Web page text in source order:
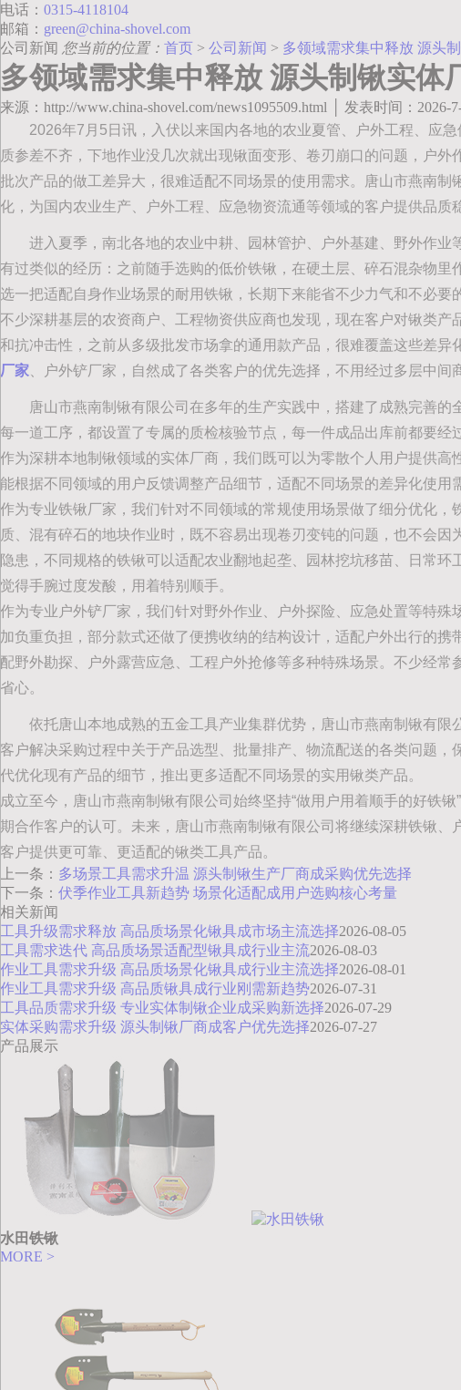
电话： 0315-4118104
邮箱： green@china-shovel.com
公司新闻 您当前的位置： 首页 > 公司新闻 > 多领域需求集中释放 源头
多领域需求集中释放 源头制锹实体
来源：http://www.china-shovel.com/news1095509.html │ 发表时间：2026-
2026年7月5日讯，入伏以来国内各地的农业夏管、户外工程、应
质参差不齐，下地作业没几次就出现锹面变形、卷刃崩口的问题，户
批次产品的做工差异大，很难适配不同场景的使用需求。唐山市燕南
化，为国内农业生产、户外工程、应急物资流通等领域的客户提供品质
进入夏季，南北各地的农业中耕、园林管护、户外基建、野外作
有过类似的经历：之前随手选购的低价铁锹，在硬土层、碎石混杂物
选一把适配自身作业场景的耐用铁锹，长期下来能省不少力气和不必要
不少深耕基层的农资商户、工程物资供应商也发现，现在客户对锹类
和抗冲击性，之前从多级批发市场拿的通用款产品，很难覆盖这些差
厂家 、户外铲厂家，自然成了各类客户的优先选择，不用经过多层中
唐山市燕南制锹有限公司在多年的生产实践中，搭建了成熟完善
每一道工序，都设置了专属的质检核验节点，每一件成品出库前都要
作为深耕本地制锹领域的实体厂商，我们既可以为零散个人用户提供
能根据不同领域的用户反馈调整产品细节，适配不同场景的差异化使
作为专业铁锹厂家，我们针对不同领域的常规使用场景做了细分优化
质、混有碎石的地块作业时，既不容易出现卷刃变钝的问题，也不会
隐患，不同规格的铁锹可以适配农业翻地起垄、园林挖坑移苗、日常
觉得手腕过度发酸，用着特别顺手。
作为专业户外铲厂家，我们针对野外作业、户外探险、应急处置等特
加负重负担，部分款式还做了便携收纳的结构设计，适配户外出行的
配野外勘探、户外露营应急、工程户外抢修等多种特殊场景。不少经
省心。
依托唐山本地成熟的五金工具产业集群优势，唐山市燕南制锹有
客户解决采购过程中关于产品选型、批量排产、物流配送的各类问题
代优化现有产品的细节，推出更多适配不同场景的实用锹类产品。
成立至今，唐山市燕南制锹有限公司始终坚持“做用户用着顺手的好铁
期合作客户的认可。未来，唐山市燕南制锹有限公司将继续深耕铁锹
客户提供更可靠、更适配的锹类工具产品。
上一条： 多场景工具需求升温 源头制锹生产厂商成采购优先选择
下一条： 伏季作业工具新趋势 场景化适配成用户选购核心考量
相关新闻
工具升级需求释放 高品质场景化锹具成市场主流选择2026-08-05
工具需求迭代 高品质场景适配型锹具成行业主流2026-08-03
作业工具需求升级 高品质场景化锹具成行业主流选择2026-08-01
作业工具需求升级 高品质锹具成行业刚需新趋势2026-07-31
工具品质需求升级 专业实体制锹企业成采购新选择2026-07-29
实体采购需求升级 源头制锹厂商成客户优先选择2026-07-27
产品展示
水田铁锹
MORE >